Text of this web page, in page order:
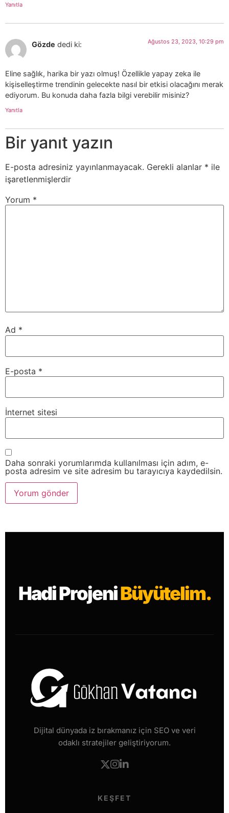
Yanıtla
Gözde dedi ki: Ağustos 23, 2023, 10:29 pm
Eline sağlık, harika bir yazı olmuş! Özellikle yapay zeka ile
kişiselleştirme trendinin gelecekte nasıl bir etkisi olacağını merak
ediyorum. Bu konuda daha fazla bilgi verebilir misiniz?
Yanıtla
Bir yanıt yazın
E-posta adresiniz yayınlanmayacak. Gerekli alanlar * ile
işaretlenmişlerdir
Yorum *
Ad *
E-posta *
İnternet sitesi
Daha sonraki yorumlarımda kullanılması için adım, e-
posta adresim ve site adresim bu tarayıcıya kaydedilsin.
Hadi ProjeniBüyütelim.
Dijital dünyada iz bırakmanız için SEO ve veri
odaklı stratejiler geliştiriyorum.
KEŞFET